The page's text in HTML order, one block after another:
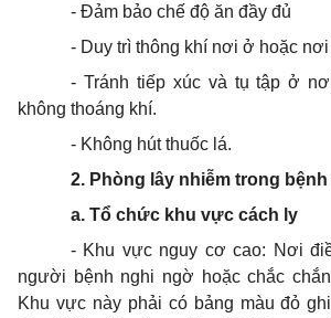
- Đảm bảo chế độ ăn đầy đủ
- Duy trì thông khí nơi ở hoặc
- Tránh tiếp xúc và tụ tập ở
không thoáng khí.
- Không hút thuốc lá.
2. Phòng lây nhiễm trong bệnh
a. Tổ chức khu vực cách ly
- Khu vực nguy cơ cao: Nơi
người bệnh nghi ngờ hoặc chắc
Khu vực này phải có bảng màu đỏ